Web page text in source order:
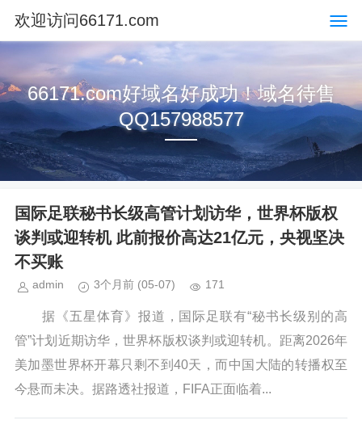
欢迎访问66171.com
66171.com好域名好成功！域名待售
QQ157988577
国际足联秘书长级高管计划访华，世界杯版权
谈判或迎转机 此前报价高达21亿元，央视坚决
不买账
admin 3个月前 (05-07) 171
据《五星体育》报道，国际足联有“秘书长级别的高
管”计划近期访华，世界杯版权谈判或迎转机。距离2026年
美加墨世界杯开幕只剩不到40天，而中国大陆的转播权至
今悬而未决。据路透社报道，FIFA正面临着...